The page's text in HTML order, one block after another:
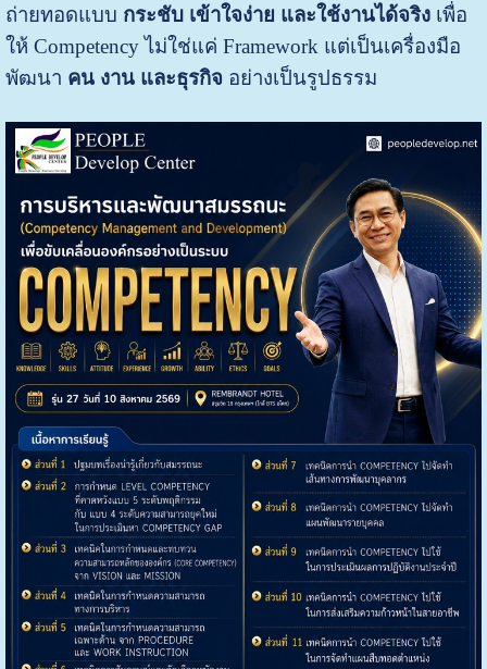
ถ่ายทอดแบบ กระชับ เข้าใจง่าย และใช้งานได้จริง เพื่อ
ให้ Competency ไม่ใช่แค่ Framework แต่เป็นเครื่องมือ
พัฒนา คน งาน และธุรกิจ อย่างเป็นรูปธรรม